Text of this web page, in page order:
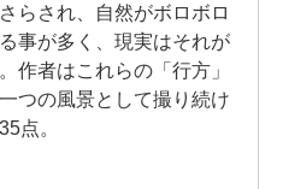
らされ、自然がボロボロ
事が多く、現実はそれが
作者はこれらの「行方」
つの風景として撮り続け
点。